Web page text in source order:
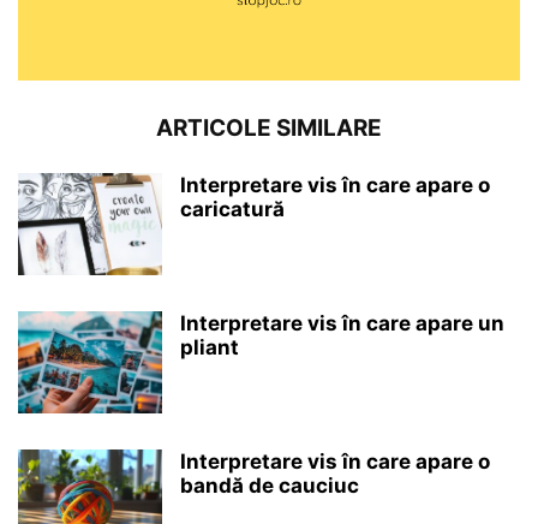
ARTICOLE SIMILARE
Interpretare vis în care apare o
caricatură
Interpretare vis în care apare un
pliant
Interpretare vis în care apare o
bandă de cauciuc